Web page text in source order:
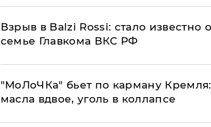
Взрыв в Balzi Rossi: стало известно
семье Главкома ВКС РФ
​"МоЛоЧКа" бьет по карману Кремля:
масла вдвое, уголь в коллапсе